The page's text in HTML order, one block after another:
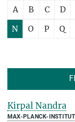
A B C D
N
O P Q
Kirpal Nandra
MAX-PLANCK-